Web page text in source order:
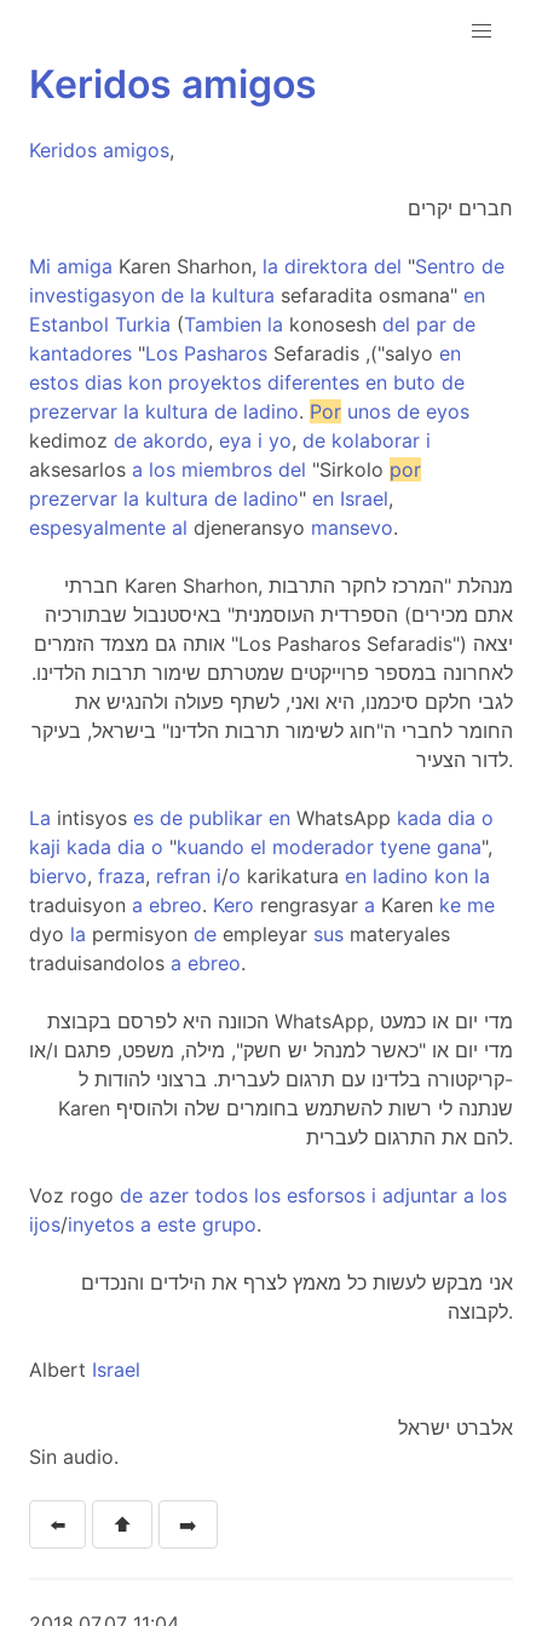
Keridos amigos
Keridos amigos,
חברים יקרים
Mi amiga Karen Sharhon, la direktora del "Sentro de
investigasyon de la kultura sefaradita osmana" en
Estanbol Turkia (Tambien la konosesh del par de
kantadores "Los Pasharos Sefaradis ,("salyo en
estos dias kon proyektos diferentes en buto de
prezervar la kultura de ladino. Por unos de eyos
kedimoz de akordo, eya i yo, de kolaborar i
aksesarlos a los miembros del "Sirkolo por
prezervar la kultura de ladino" en Israel,
espesyalmente al djeneransyo mansevo.
חברתי Karen Sharhon, מנהלת "המרכז לחקר התרבות
הספרדית העוסמנית" באיסטנבול שבתורכיה (אתם מכירים
אותה גם מצמד הזמרים "Los Pasharos Sefaradis") יצאה
לאחרונה במספר פרוייקטים שמטרתם שימור תרבות הלדינו.
לגבי חלקם סיכמנו, היא ואני, לשתף פעולה ולהנגיש את
החומר לחברי ה"חוג לשימור תרבות הלדינו" בישראל, בעיקר
לדור הצעיר.
La intisyos es de publikar en WhatsApp kada dia o
kaji kada dia o "kuando el moderador tyene gana",
biervo, fraza, refran i/o karikatura en ladino kon la
traduisyon a ebreo. Kero rengrasyar a Karen ke me
dyo la permisyon de empleyar sus materyales
traduisandolos a ebreo.
הכוונה היא לפרסם בקבוצת WhatsApp, מדי יום או כמעט
מדי יום או "כאשר למנהל יש חשק", מילה, משפט, פתגם ו/או
קריקטורה בלדינו עם תרגום לעברית. ברצוני להודות ל-
Karen שנתנה לי רשות להשתמש בחומרים שלה ולהוסיף
להם את התרגום לעברית.
Voz rogo de azer todos los esforsos i adjuntar a los
ijos/inyetos a este grupo.
אני מבקש לעשות כל מאמץ לצרף את הילדים והנכדים
לקבוצה.
Albert Israel
אלברט ישראל
Sin audio.
⬅️ ⬆️ ➡️